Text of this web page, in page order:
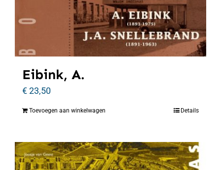
Eibink, A.
€23,50
Toevoegen aan winkelwagen Details